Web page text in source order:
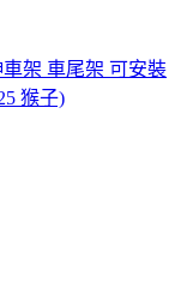
架 車尾架 可安裝
猴子)